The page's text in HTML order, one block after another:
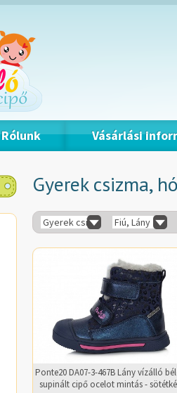
Rólunk Vásárlási
Gyerek csizma,
Gyerek csizma, hótaposó
Fiú, Lány
Ponte20 DA07-3-467B Lány vízálló
supinált cipő ocelot mintás -